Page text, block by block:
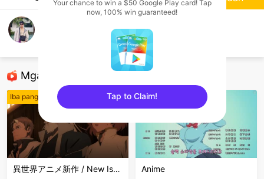
Mga Nirerekominda Na Mga Streamer
Iba pang mga laro
異世界アニメ新作 / New Isekai Anime
Iba pang mga laro
Anime
Your chance to win a $50 Google Play card! Tap
now, 100% win guaranteed!
Tap to Claim!
sentinelEnd